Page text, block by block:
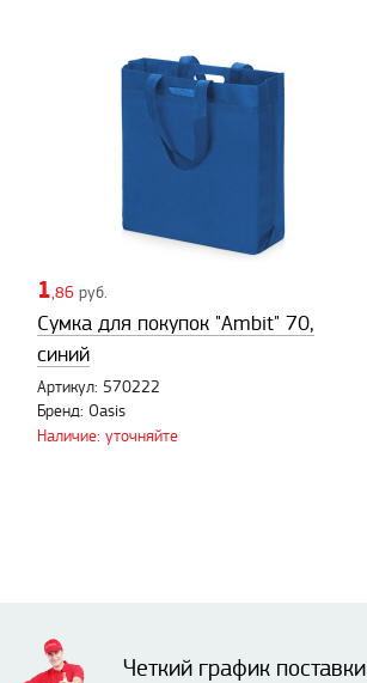
1,86 руб.
Сумка для покупок "Ambit" 70,
синий
Артикул: 570222
Бренд: Oasis
Наличие: уточняйте
Четкий график поставки